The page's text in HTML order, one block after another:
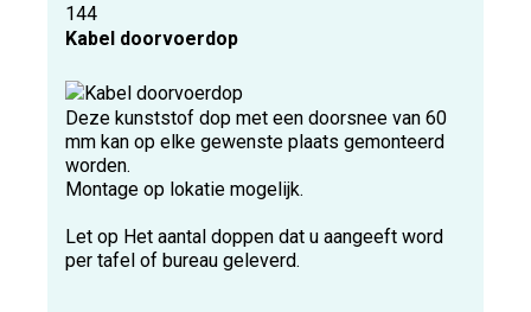
144
Kabel doorvoerdop
Deze kunststof dop met een doorsnee van 60
mm kan op elke gewenste plaats gemonteerd
worden.
Montage op lokatie mogelijk.
Let op Het aantal doppen dat u aangeeft word
per tafel of bureau geleverd.